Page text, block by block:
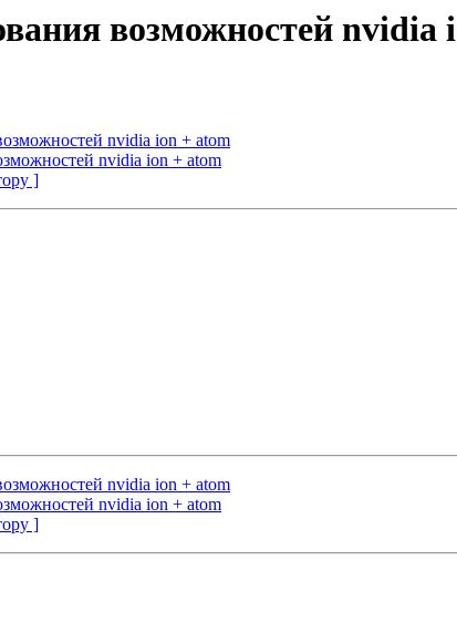
возможностей nvidia
nvidia ion + atom
nvidia ion + atom
]
nvidia ion + atom
nvidia ion + atom
]